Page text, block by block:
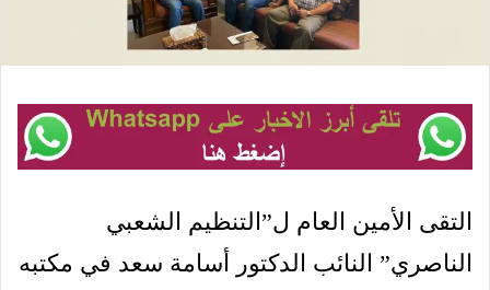
التقى الأمين العام ل”التنظيم الشعبي
الناصري” النائب الدكتور أسامة سعد في مكتبه